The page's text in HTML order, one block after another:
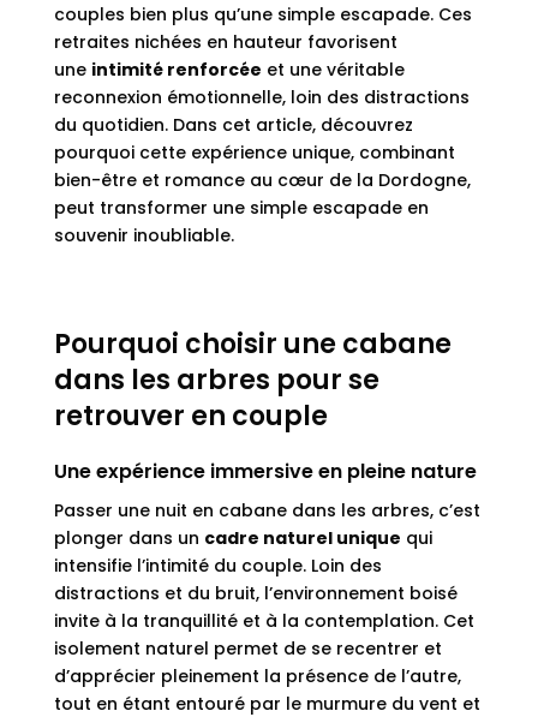
couples bien plus qu’une simple escapade. Ces
retraites nichées en hauteur favorisent
une intimité renforcée et une véritable
reconnexion émotionnelle, loin des distractions
du quotidien. Dans cet article, découvrez
pourquoi cette expérience unique, combinant
bien-être et romance au cœur de la Dordogne,
peut transformer une simple escapade en
souvenir inoubliable.
Pourquoi choisir une cabane
dans les arbres pour se
retrouver en couple
Une expérience immersive en pleine nature
Passer une nuit en cabane dans les arbres, c’est
plonger dans un cadre naturel unique qui
intensifie l’intimité du couple. Loin des
distractions et du bruit, l’environnement boisé
invite à la tranquillité et à la contemplation. Cet
isolement naturel permet de se recentrer et
d’apprécier pleinement la présence de l’autre,
tout en étant entouré par le murmure du vent et